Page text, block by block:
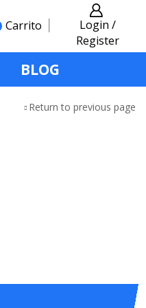
Carrito
Login /
Register
BLOG
Return to previous page